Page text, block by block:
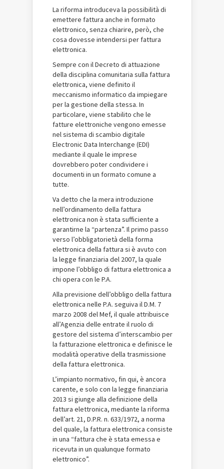
La riforma introduceva la possibilità di
emettere fattura anche in formato
elettronico, senza chiarire, però, che
cosa dovesse intendersi per fattura
elettronica.
Sempre con il Decreto di attuazione
della disciplina comunitaria sulla fattura
elettronica, viene definito il
meccanismo informatico da impiegare
per la gestione della stessa. In
particolare, viene stabilito che le
fatture elettroniche vengono emesse
nel sistema di scambio digitale
Electronic Data Interchange (EDI)
mediante il quale le imprese
dovrebbero poter condividere i
documenti in un formato comune a
tutte.
Va detto che la mera introduzione
nell’ordinamento della fattura
elettronica non è stata sufficiente a
garantirne la “partenza”. Il primo passo
verso l’obbligatorietà della forma
elettronica della fattura si è avuto con
la legge finanziaria del 2007, la quale
impone l’obbligo di fattura elettronica a
chi opera con le P.A.
Alla previsione dell’obbligo della fattura
elettronica nelle P.A. seguiva il D.M. 7
marzo 2008 del Mef, il quale attribuisce
all’Agenzia delle entrate il ruolo di
gestore del sistema d’interscambio per
la fatturazione elettronica e definisce le
modalità operative della trasmissione
della fattura elettronica.
L’impianto normativo, fin qui, è ancora
carente, e solo con la legge finanziaria
2013 si giunge alla definizione della
fattura elettronica, mediante la riforma
dell’art. 21, D.P.R. n. 633/1972, a norma
del quale, la fattura elettronica consiste
in una “fattura che è stata emessa e
ricevuta in un qualunque formato
elettronico”.